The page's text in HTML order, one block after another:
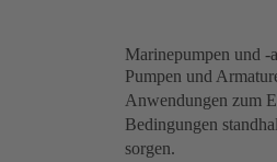
Marinepumpen und -
Pumpen und
Anwendungen zum
Bedingungen
sorgen.